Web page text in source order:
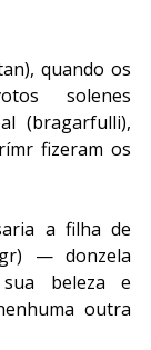
quando os
solenes
(bragarfulli),
fizeram os
a filha de
— donzela
beleza e
outra